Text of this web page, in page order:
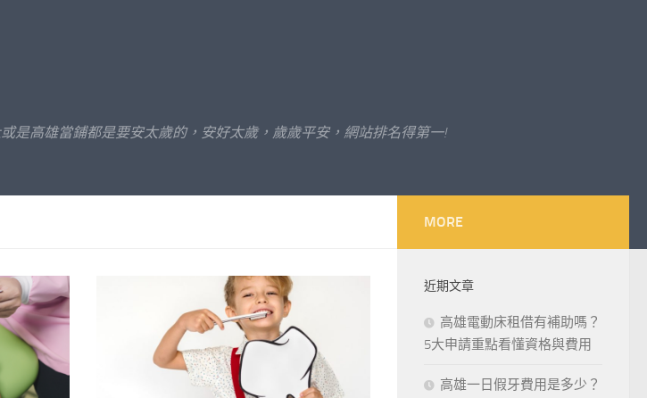
是高雄當鋪都是要安太歲的，安好太歲，歲歲平安，網站排名得第一!
MORE
近期文章
高雄電動床租借有補助嗎？
5大申請重點看懂資格與費用
高雄一日假牙費用是多少？